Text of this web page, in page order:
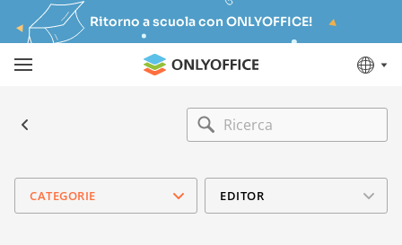
Ritorno a scuola con ONLYOFFICE!
CATEGORIE EDITOR